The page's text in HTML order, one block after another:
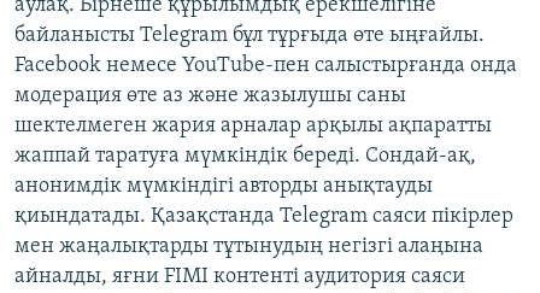
аулақ. Бірнеше құрылымдық ерекшелігіне
байланысты Telegram бұл тұрғыда өте ыңғайлы.
Facebook немесе YouTube-пен салыстырғанда онда
модерация өте аз және жазылушы саны
шектелмеген жария арналар арқылы ақпаратты
жаппай таратуға мүмкіндік береді. Сондай-ақ,
анонимдік мүмкіндігі авторды анықтауды
қиындатады. Қазақстанда Telegram саяси пікірлер
мен жаңалықтарды тұтынудың негізгі алаңына
айналды, яғни FIMI контенті аудитория саяси